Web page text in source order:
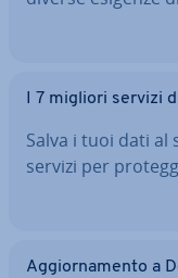
I 7 migliori servizi
Salva i tuoi dati al
servizi per
Ag­gior­na­men­to a